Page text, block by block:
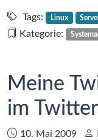
mit
T-
Stick
Tags: Linux
Kategorie:
Meine
im
Datum:
10. Mai 2009